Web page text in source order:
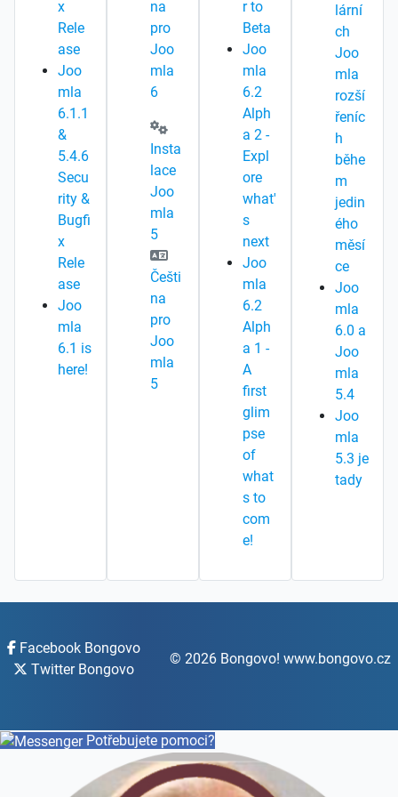
x
Rele
ase
Joo
mla
6.1.1
&
5.4.6
Secu
rity &
Bugfi
x
Rele
ase
Joo
mla
6.1 is
here!
na
pro
Joo
mla
6
Insta
lace
Joo
mla
5
Češti
na
pro
Joo
mla
5
r to
Beta
Joo
mla
6.2
Alph
a 2 -
Expl
ore
what'
s
next
Joo
mla
6.2
Alph
a 1 -
A
first
glim
pse
of
what
s to
com
e!
lární
ch
Joo
mla
rozší
řeníc
h
běhe
m
jedin
ého
měsí
ce
Joo
mla
6.0 a
Joo
mla
5.4
Joo
mla
5.3 je
tady
Facebook Bongovo
Twitter Bongovo
© 2026 Bongovo! www.bongovo.cz
Potřebujete pomoci?